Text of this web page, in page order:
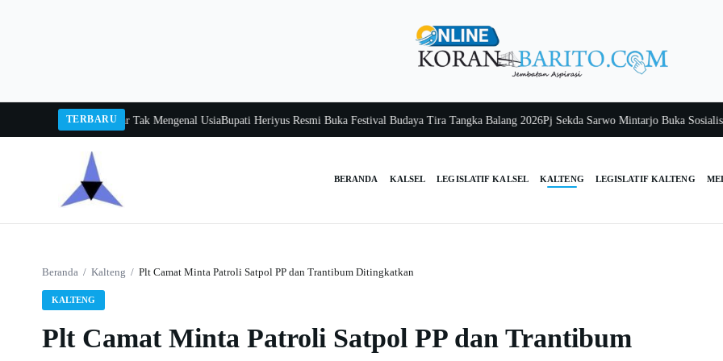
TERBARU
Uluh Itah, Belajar Tak Mengenal UsiaBupati Heriyus Resmi Buka Festival Budaya Tira Tangka Balang 2026Pj Sekda Sarwo Mintarjo Buka Sosialisasi
BERANDA KALSEL LEGISLATIF KALSEL KALTENG LEGISLATIF KALTENG
Beranda / Kalteng / Plt Camat Minta Patroli Satpol PP dan Trantibum Ditingkatkan
KALTENG
Plt Camat Minta Patroli Satpol PP dan Trantibum